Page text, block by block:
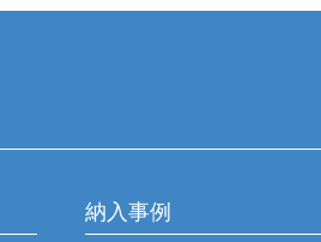
納入事例